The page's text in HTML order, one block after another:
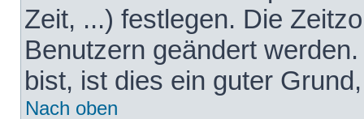
Zeit, ...) festlegen. Die
Benutzern geändert
bist, ist dies ein guter
Nach oben